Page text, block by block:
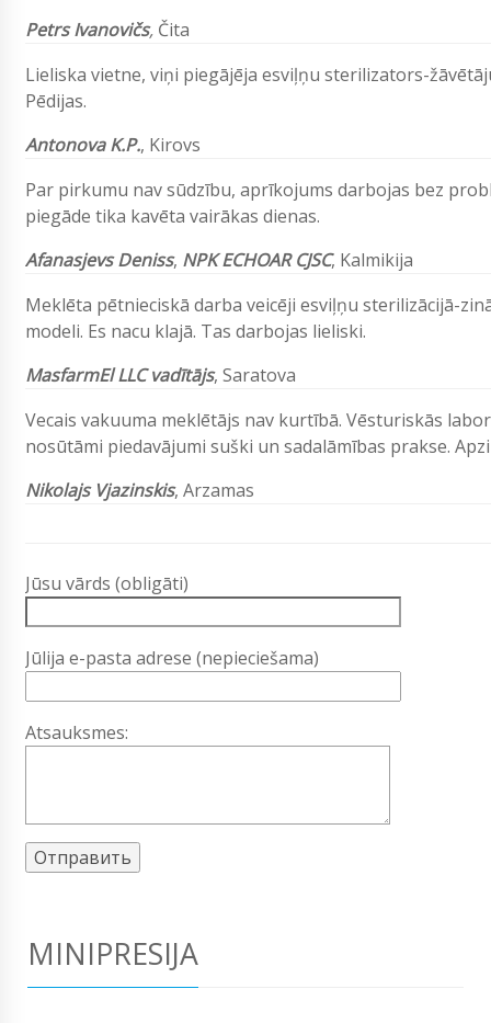
Petrs Ivanovičs, Čita
Lieliska vietne, viņi piegājēja esviļņu sterilizators-
Pēdijas.
AntonovaK.P., Kirovs
Par pirkumu nav sūdzību, aprīkojums darbojas bez
piegāde tika kavēta vairākas dienas.
Afanasjevs Deniss, NPK ECHOAR CJSC, Kalmikija
Meklēta pētnieciskā darba veicēji esviļņu sterilizācijā-
modeli. Es nacu klajā. Tas darbojas lieliski.
MasfarmEl LLC vadītājs, Saratova
Vecais vakuuma meklētājs nav kurtībā. Vēsturiskās
nosūtāmi piedavājumi suški un sadalāmības prakse.
Nikolajs Vjazinskis, Arzamas
Jūsu vārds (obligāti)
Jūlija e-pasta adrese (nepieciešama)
Atsauksmes:
MINIPRESIJA